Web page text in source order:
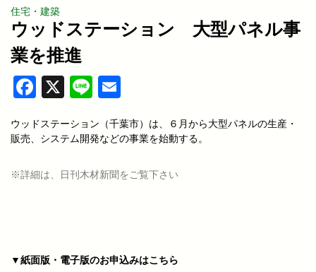
住宅・建築
ウッドステーション 大型パネル事
業を推進
Facebook
X Line
ウッドステーション（千葉市）は、６月から大型パネルの生産・
販売、システム開発などの事業を始動する。
※詳細は、日刊木材新聞をご覧下さい
▼紙面版・電子版のお申込みはこちら